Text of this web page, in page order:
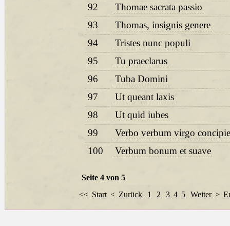
92
Thomae sacrata passio
93
Thomas, insignis genere
94
Tristes nunc populi
95
Tu praeclarus
96
Tuba Domini
97
Ut queant laxis
98
Ut quid iubes
99
Verbo verbum virgo
100
Verbum bonum et suave
Seite 4 von 5
<< Start < Zurück 1 2 3 4 5 Weiter >